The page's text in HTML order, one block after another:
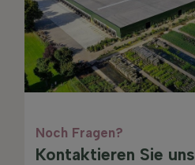
Noch Fragen?
Kontaktieren Sie uns